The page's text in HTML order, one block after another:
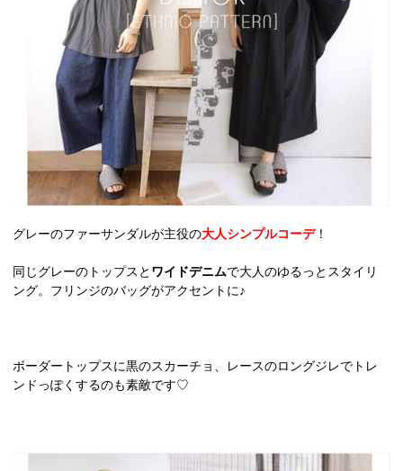
グレーのファーサンダルが主役の大人シンプルコーデ！
同じグレーのトップスと ワイドデニムで大人のゆるっとスタイリ
ング。フリンジのバッグがアクセントに♪
ボーダートップスに黒のスカーチョ、レースのロングジレでトレ
ンドっぽくするのも素敵です♡